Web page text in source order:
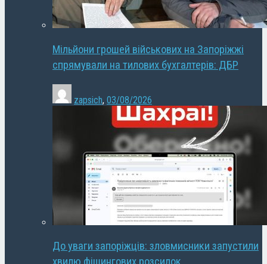
Мільйони грошей військових на Запоріжжі
спрямували на тилових бухгалтерів: ДБР
zapsich, 03/08/2026
До уваги запоріжців: зловмисники запустили